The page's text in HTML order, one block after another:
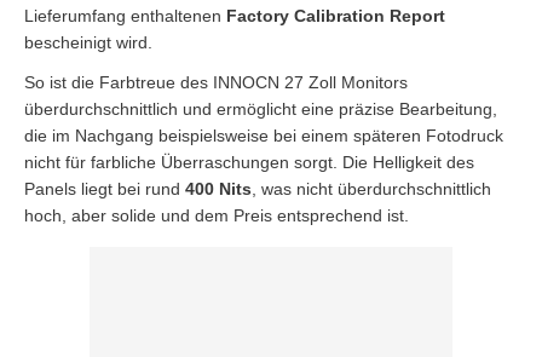
Lieferumfang enthaltenen Factory Calibration Report
bescheinigt wird.
So ist die Farbtreue des INNOCN 27 Zoll Monitors
überdurchschnittlich und ermöglicht eine präzise Bearbeitung,
die im Nachgang beispielsweise bei einem späteren Fotodruck
nicht für farbliche Überraschungen sorgt. Die Helligkeit des
Panels liegt bei rund 400 Nits , was nicht überdurchschnittlich
hoch, aber solide und dem Preis entsprechend ist.